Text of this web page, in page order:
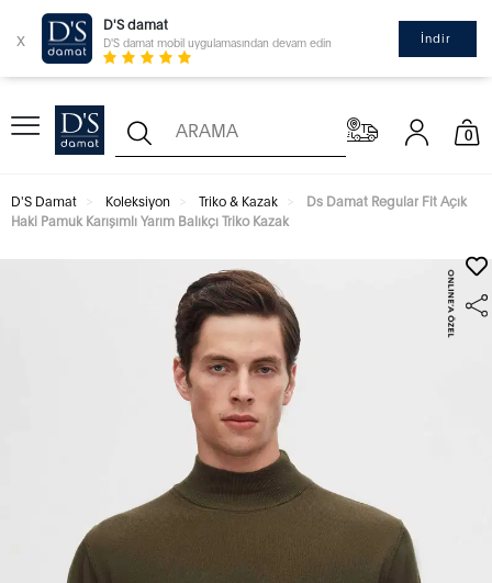
x
D'S damat
D'S damat mobil uygulamasından devam edin İndir
0
D'S Damat Koleksiyon Triko & Kazak
Ds Damat Regular Fit Açık
Haki Pamuk Karışımlı Yarım Balıkçı Triko Kazak